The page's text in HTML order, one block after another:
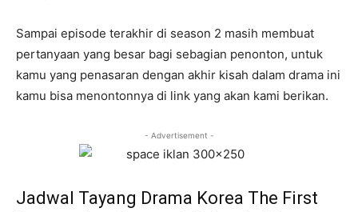
Sampai episode terakhir di season 2 masih membuat
pertanyaan yang besar bagi sebagian penonton, untuk
kamu yang penasaran dengan akhir kisah dalam drama ini
kamu bisa menontonnya di link yang akan kami berikan.
- Advertisement -
Jadwal Tayang Drama Korea The First